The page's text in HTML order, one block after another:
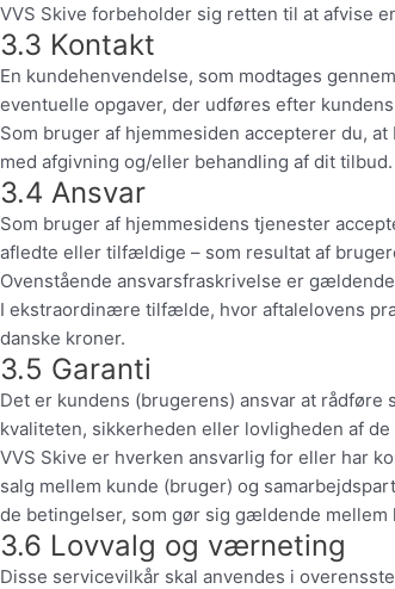
VVS Skive forbeholder sig retten til at afvise
3.3 Kontakt
En kundehenvendelse, som modtages
eventuelle opgaver, der udføres efter
Som bruger af hjemmesiden accepterer du,
med afgivning og/eller behandling af dit tilbud.
3.4 Ansvar
Som bruger af hjemmesidens tjenester
afledte eller tilfældige – som resultat af
Ovenstående ansvarsfraskrivelse er
I ekstraordinære tilfælde, hvor aftalelovens
danske kroner.
3.5 Garanti
Det er kundens (brugerens) ansvar at
kvaliteten, sikkerheden eller lovligheden af
VVS Skive er hverken ansvarlig for eller har
salg mellem kunde (bruger) og
de betingelser, som gør sig gældende
3.6 Lovvalg og værneting
Disse servicevilkår skal anvendes i